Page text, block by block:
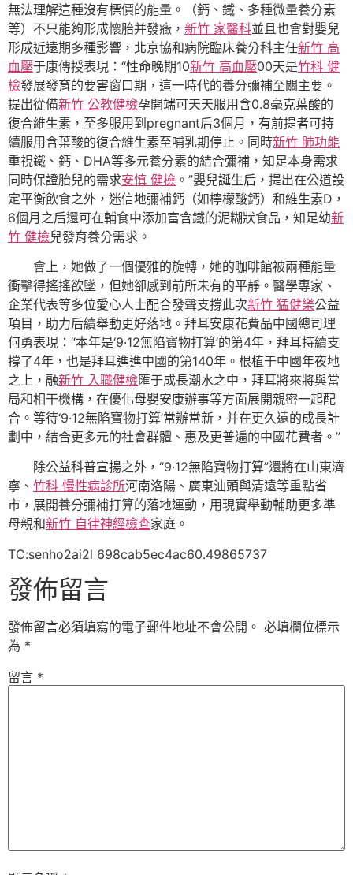
無法理解這種沒有標價的能量。（鈣、鐵、多種微量養分素
等）不只能夠形成懷胎并發癥， 新竹 家醫科並且也會對嬰兒
形成近遠期多種影響，北京協和病院臨床養分科主任新竹 高
血壓于康傳授表現：“性命晚期10新竹 高血壓00天是竹科 健
檢發展發育的要害窗口期，這一時代的養分彌補至關主要。
提出從備新竹 公教健檢孕開端可天天服用含0.8毫克葉酸的
復合維生素，至多服用到pregnant后3個月，有前提者可持
續服用含葉酸的復合維生素至哺乳期停止。同時新竹 肺功能
重視鐵、鈣、DHA等多元養分素的結合彌補，知足本身需求
同時保證胎兒的需求安慎 健檢 。”嬰兒誕生后，提出在公道設
定平衡飲食之外，迷信地彌補鈣（如檸檬酸鈣）和維生素D，
6個月之后還可在輔食中添加富含鐵的泥糊狀食品，知足幼新
竹 健檢兒發育養分需求。
會上，她做了一個優雅的旋轉，她的咖啡館被兩種能量
衝擊得搖搖欲墜，但她卻感到前所未有的平靜。醫學專家、
企業代表等多位愛心人士配合發聲支撐此次新竹 猛健樂公益
項目，助力后續舉動更好落地。拜耳安康花費品中國總司理
何勇表現：“本年是‘9·12無陷寶物打算’的第4年，拜耳持續支
撐了4年，也是拜耳進進中國的第140年。根植于中國年夜地
之上，融新竹 入職健檢匯于成長潮水之中，拜耳將來將與當
局和相干機構，在優化母嬰安康辦事等方面展開親密一起配
合。等待‘9·12無陷寶物打算’常辦常新，并在更久遠的成長計
劃中，結合更多元的社會群體、惠及更普遍的中國花費者。”
除公益科普宣揚之外，“9·12無陷寶物打算”還將在山東濟
寧、 竹科 慢性病診所河南洛陽、廣東汕頭與清遠等重點省
市，展開養分彌補打算的落地運動，用現實舉動輔助更多準
母親和新竹 自律神經檢查家庭。
TC:senho2ai2l 698cab5ec4ac60.49865737
發佈留言
發佈留言必須填寫的電子郵件地址不會公開。 必填欄位標示
為 *
留言 *